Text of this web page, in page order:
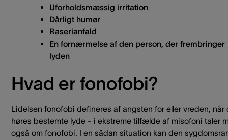
Uforholdsmæssig irritation
Dårligt humør
Raserianfald
En fornærmelse af den person, der frembringer
lyden
Hvad er fonofobi?
Lidelsen fonofobi defineres af angsten for eller vreden, når
høres bestemte lyde - i ekstreme tilfælde af misofoni taler
også om fonofobi. I en sådan situation kan den